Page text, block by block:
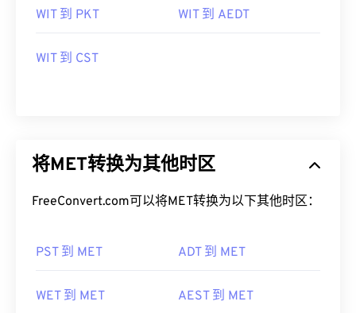
WIT 到 PKT WIT 到 AEDT
WIT 到 CST
将MET转换为其他时区
FreeConvert.com可以将MET转换为以下其他时区：
PST 到 MET ADT 到 MET
WET 到 MET AEST 到 MET